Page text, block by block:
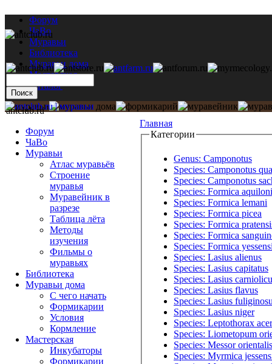
Форум
ЧаВо
Муравьи
Библиотека
Муравьи дома
Мастерская
Каталог
Главная
Категории
Genus: Camponotus
Species: Camponotus
Species: Camponotus
Species: Formica
Species: Formica lemani
Species: Formica picea
Species: Formica
Species: Formica
Species: Formica
Species: Lasius alienus
Species: Lasius capitatus
Species: Lasius
Species: Lasius flavus
Species: Lasius
Species: Lasius niger
Species: Leptothorax
Species: Liometopum
Species: Messor orientalis
Species: Myrmica
antclub.ru
Форум
ЧаВо
Муравьи
Атлас муравьёв
Строение
муравья
Муравейник в
разрезе
Таблица лёта
Методы
изучения
Фильмы о
муравьях
Библиотека
Муравьи дома
С чего начать
Формикарии
Условия
Кормление
Мастерская
Инкубаторы
Формикарии